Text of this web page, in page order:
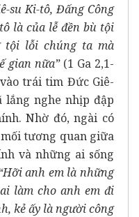
su Ki-tô, Đấng Công
là của lễ đền bù tội
tội lỗi chúng ta mà
gian nữa”(1 Ga 2,1-
trái tim Đức Giê-
lắng nghe nhịp đập
Nhờ đó, ngài có
tương quan giữa
và những ai sống
anh em là những
làm cho anh em đi
kẻ ấy là người công